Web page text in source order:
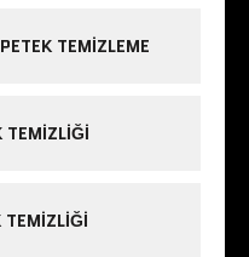
TEMIZLEME
TEMIZLIĞI
TEMIZLIĞI